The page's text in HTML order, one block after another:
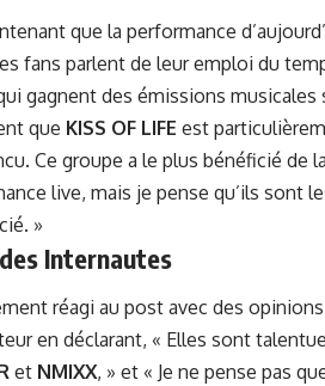
que la performance
fans parlent de leur emploi du
gagnent des émissions musicales
que KISS OF LIFE est
Ce groupe a le plus bénéficié de
live, mais je pense qu’ils sont
»
Internautes
réagi au post avec des
en déclarant, « Elles sont
et NMIXX, » et « Je ne pense pas